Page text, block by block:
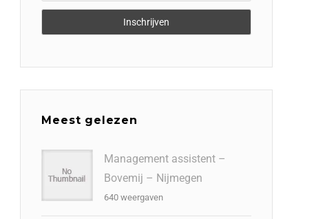
Meest gelezen
Management assistent –
Bovemij – Nijmegen
640 weergaven